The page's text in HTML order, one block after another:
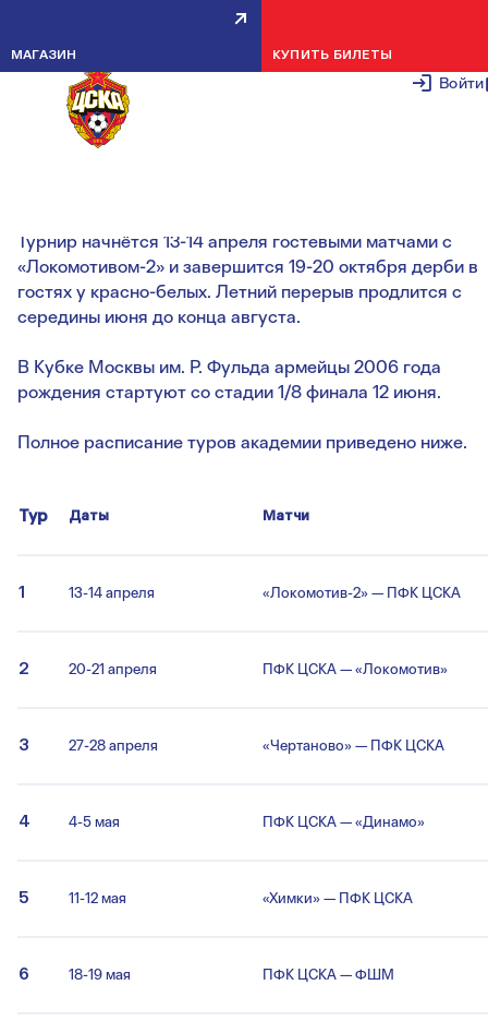
Войти
МАГАЗИН КУПИТЬ БИЛЕТЫ
ОПУБЛИКОВАНО РАСПИСАНИЕ
ЛЕТНЕГО ПЕРВЕНСТВА
Турнир начнётся 13-14 апреля гостевыми матчами с
«Локомотивом-2» и завершится 19-20 октября дерби в
гостях у красно-белых. Летний перерыв продлится с
середины июня до конца августа.
В Кубке Москвы им. Р. Фульда армейцы 2006 года
рождения стартуют со стадии 1/8 финала 12 июня.
Полное расписание туров академии приведено ниже.
Тур Даты Матчи
1 13-14 апреля «Локомотив-2» — ПФК ЦСКА
2 20-21 апреля ПФК ЦСКА — «Локомотив»
3 27-28 апреля «Чертаново» — ПФК ЦСКА
4 4-5 мая ПФК ЦСКА — «Динамо»
5 11-12 мая «Химки» — ПФК ЦСКА
6 18-19 мая ПФК ЦСКА — ФШМ